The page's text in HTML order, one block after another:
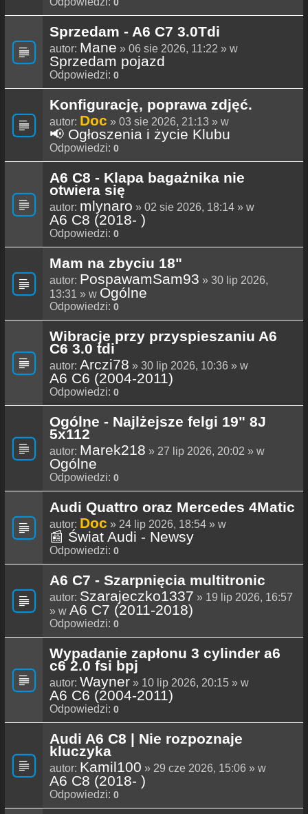
Sprzedam - A6 C7 3.0Tdi
autor: Mane » 06 sie 2026, 11:22 » w
Sprzedam pojazd
Odpowiedzi: 0
Konfigurację, poprawa zdjęć.
autor: Doc » 03 sie 2026, 21:13 » w
📢 Ogłoszenia i życie Klubu
Odpowiedzi: 0
A6 C8 - Klapa bagażnika nie
otwiera się
autor: mlynaro » 02 sie 2026, 18:14 » w
A6 C8 (2018- )
Odpowiedzi: 0
Mam na zbyciu 18"
autor: PospawamSam93 » 30 lip 2026,
13:31 » w Ogólne
Odpowiedzi: 0
Wibracje przy przyspieszaniu A6
C6 3.0 tdi
autor: Arczi78 » 30 lip 2026, 10:36 » w
A6 C6 (2004-2011)
Odpowiedzi: 0
Ogólne - Najlżejsze felgi 19" 8J
5x112
autor: Marek218 » 27 lip 2026, 20:02 » w
Ogólne
Odpowiedzi: 0
Audi Quattro oraz Mercedes 4Matic
autor: Doc » 24 lip 2026, 18:54 » w
📰 Świat Audi - Newsy
Odpowiedzi: 0
A6 C7 - Szarpnięcia multitronic
autor: Szarajeczko1337 » 19 lip 2026, 16:57
» w A6 C7 (2011-2018)
Odpowiedzi: 0
Wypadanie zapłonu 3 cylinder a6
c6 2.0 fsi bpj
autor: Wayner » 10 lip 2026, 20:15 » w
A6 C6 (2004-2011)
Odpowiedzi: 0
Audi A6 C8 | Nie rozpoznaje
kluczyka
autor: Kamil100 » 29 cze 2026, 15:06 » w
A6 C8 (2018- )
Odpowiedzi: 0